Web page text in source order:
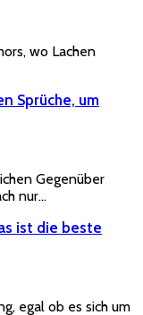
wo Lachen
Sprüche, um
Gegenüber
nur…
ist die beste
egal ob es sich um